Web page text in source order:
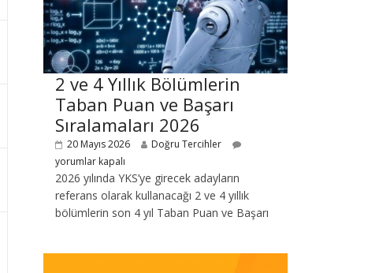
2 ve 4 Yıllık Bölümlerin
Taban Puan ve Başarı
Sıralamaları 2026
20 Mayıs 2026
Doğru Tercihler
yorumlar kapalı
2026 yılında YKS’ye girecek adayların
referans olarak kullanacağı 2 ve 4 yıllık
bölümlerin son 4 yıl Taban Puan ve Başarı